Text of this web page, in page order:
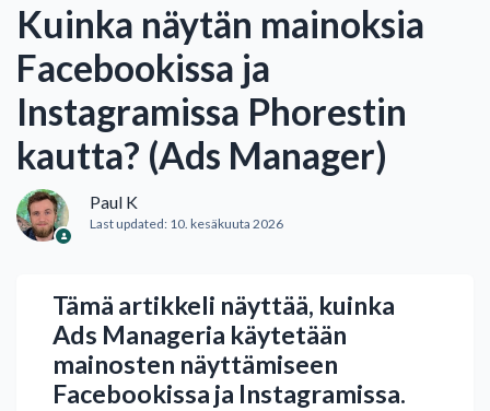
Kuinka näytän mainoksia
Facebookissa ja
Instagramissa Phorestin
kautta? (Ads Manager)
Paul K
Last updated: 10. kesäkuuta 2026
Tämä artikkeli näyttää, kuinka
Ads Manageria käytetään
mainosten näyttämiseen
Facebookissa ja Instagramissa.